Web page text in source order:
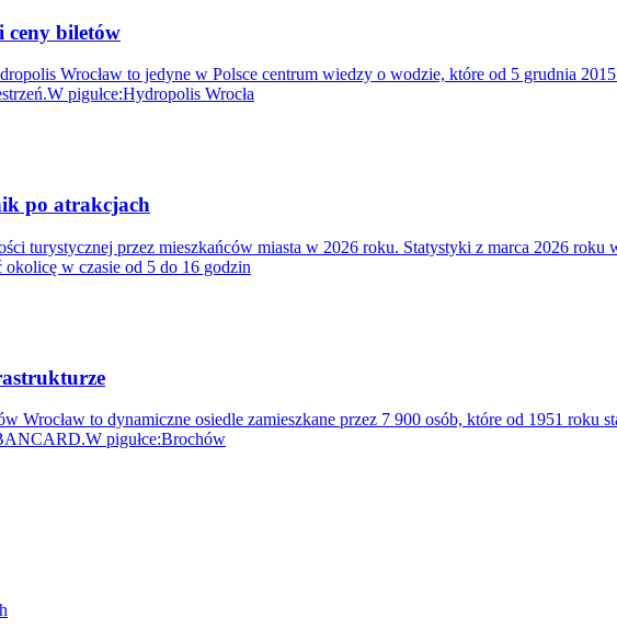
ceny biletów
Wrocław to jedyne w Polsce centrum wiedzy o wodzie, które od 5 grudnia
pigułce:Hydropolis Wrocła
po atrakcjach
turystycznej przez mieszkańców miasta w 2026 roku. Statystyki z marca 2026 roku
w czasie od 5 do 16 godzin
to dynamiczne osiedle zamieszkane przez 7 900 osób, które od 1951 roku
pigułce:Brochów